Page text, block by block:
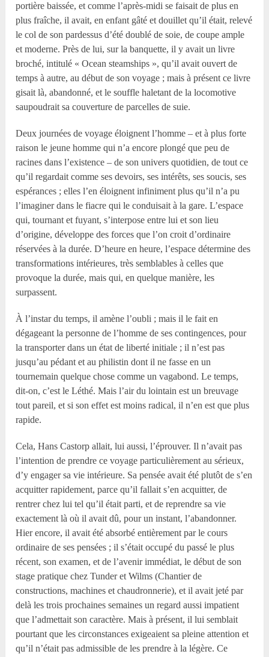
portière baissée, et comme l’après-midi se faisait de plus en
plus fraîche, il avait, en enfant gâté et douillet qu’il était, relevé
le col de son pardessus d’été doublé de soie, de coupe ample
et moderne. Près de lui, sur la banquette, il y avait un livre
broché, intitulé « Ocean steamships », qu’il avait ouvert de
temps à autre, au début de son voyage ; mais à présent ce livre
gisait là, abandonné, et le souffle haletant de la locomotive
saupoudrait sa couverture de parcelles de suie.
Deux journées de voyage éloignent l’homme – et à plus forte
raison le jeune homme qui n’a encore plongé que peu de
racines dans l’existence – de son univers quotidien, de tout ce
qu’il regardait comme ses devoirs, ses intérêts, ses soucis, ses
espérances ; elles l’en éloignent infiniment plus qu’il n’a pu
l’imaginer dans le fiacre qui le conduisait à la gare. L’espace
qui, tournant et fuyant, s’interpose entre lui et son lieu
d’origine, développe des forces que l’on croit d’ordinaire
réservées à la durée. D’heure en heure, l’espace détermine des
transformations intérieures, très semblables à celles que
provoque la durée, mais qui, en quelque manière, les
surpassent.
À l’instar du temps, il amène l’oubli ; mais il le fait en
dégageant la personne de l’homme de ses contingences, pour
la transporter dans un état de liberté initiale ; il n’est pas
jusqu’au pédant et au philistin dont il ne fasse en un
tournemain quelque chose comme un vagabond. Le temps,
dit-on, c’est le Léthé. Mais l’air du lointain est un breuvage
tout pareil, et si son effet est moins radical, il n’en est que plus
rapide.
Cela, Hans Castorp allait, lui aussi, l’éprouver. Il n’avait pas
l’intention de prendre ce voyage particulièrement au sérieux,
d’y engager sa vie intérieure. Sa pensée avait été plutôt de s’en
acquitter rapidement, parce qu’il fallait s’en acquitter, de
rentrer chez lui tel qu’il était parti, et de reprendre sa vie
exactement là où il avait dû, pour un instant, l’abandonner.
Hier encore, il avait été absorbé entièrement par le cours
ordinaire de ses pensées ; il s’était occupé du passé le plus
récent, son examen, et de l’avenir immédiat, le début de son
stage pratique chez Tunder et Wilms (Chantier de
constructions, machines et chaudronnerie), et il avait jeté par
delà les trois prochaines semaines un regard aussi impatient
que l’admettait son caractère. Mais à présent, il lui semblait
pourtant que les circonstances exigeaient sa pleine attention et
qu’il n’était pas admissible de les prendre à la légère. Ce